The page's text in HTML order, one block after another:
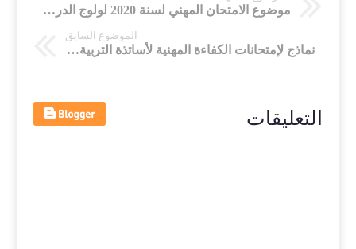
موضوع الامتحان المهني لسنة 2020 لولوج الدرجة الأولى / السلم 11 لأساتذة الرياضيات في التعليم الثانوي التأهيلي
الموضوع السابق
نماذج لإمتحانات الكفاءة المهنية لأساتذة التربية الاسلامية للسنوات السابقة لولوج اطار استاذ السلك الثانوي التأهيلي الدرجة الأولى
التعليقات